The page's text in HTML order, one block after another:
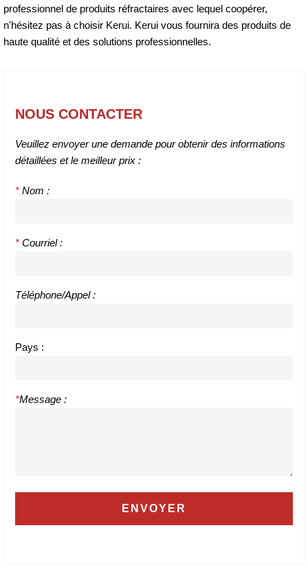
professionnel de produits réfractaires avec lequel coopérer,
n'hésitez pas à choisir Kerui. Kerui vous fournira des produits de
haute qualité et des solutions professionnelles.
NOUS CONTACTER
Veuillez envoyer une demande pour obtenir des informations
détaillées et le meilleur prix :
* Nom :
* Courriel :
Téléphone/Appel :
Pays :
*Message :